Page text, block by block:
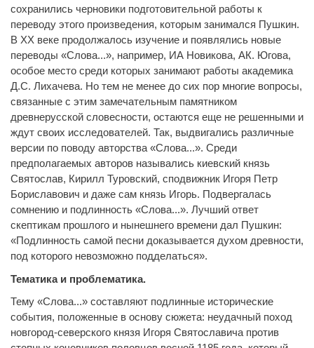
сохранились черновики подготовительной работы к
переводу этого произведения, которым занимался Пушкин.
В XX веке продолжалось изучение и появлялись новые
переводы «Слова...», например, ИА Новикова, АК. Югова,
особое место среди которых занимают работы академика
Д.С. Лихачева. Но тем не менее до сих пор многие вопросы,
связанные с этим замечательным памятником
древнерусской словесности, остаются еще не решенными и
ждут своих исследователей. Так, выдвигались различные
версии по поводу авторства «Слова...». Среди
предполагаемых авторов назывались киевский князь
Святослав, Кирилл Туровский, сподвижник Игоря Петр
Бориславович и даже сам князь Игорь. Подвергалась
сомнению и подлинность «Слова...». Лучший ответ
скептикам прошлого и нынешнего времени дал Пушкин:
«Подлинность самой песни доказывается духом древности,
под которого невозможно подделаться».
Тематика и проблематика.
Тему «Слова...» составляют подлинные исторические
события, положенные в основу сюжета: неудачный поход
новгород-северского князя Игоря Святославича против